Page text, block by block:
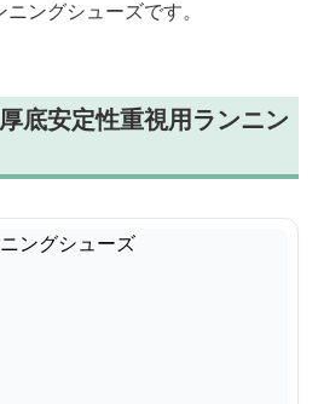
ングシューズです。
底安定性重視用ランニン